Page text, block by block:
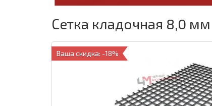
Сетка кладочная 8,0
Ваша скидка: -18%